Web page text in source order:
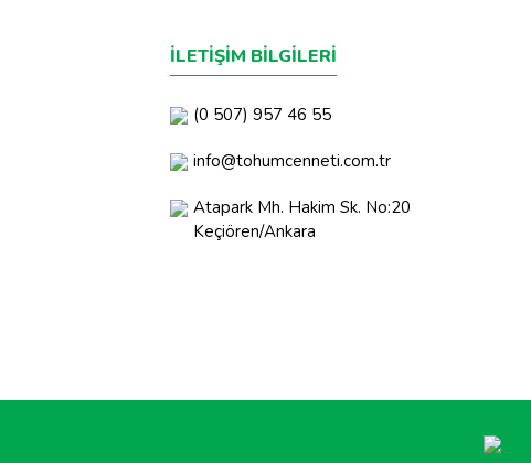
İLETİŞİM BİLGİLERİ
(0 507) 957 46 55
info@tohumcenneti.com.tr
Atapark Mh. Hakim Sk. No:20
Keçiören/Ankara